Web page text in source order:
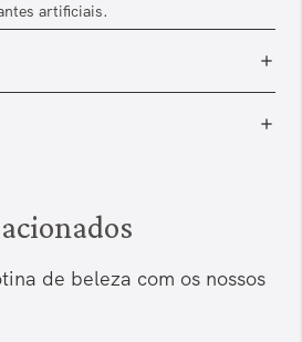
artificiais.
de beleza com os nossos